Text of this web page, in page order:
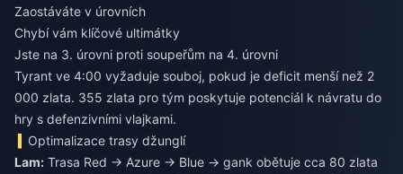
Zaostáváte v úrovních
Chybí vám klíčové ultimátky
Jste na 3. úrovni proti soupeřům na 4. úrovni
Tyrant ve 4:00 vyžaduje souboj, pokud je deficit menší než 2
000 zlata. 355 zlata pro tým poskytuje potenciál k návratu do
hry s defenzivními vlajkami.
Optimalizace trasy džunglí
Lam: Trasa Red → Azure → Blue → gank obětuje cca 80 zlata